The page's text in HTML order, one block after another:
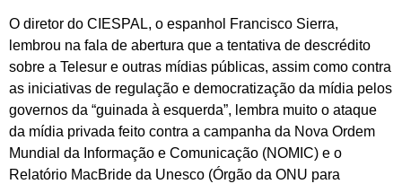
O diretor do CIESPAL, o espanhol Francisco Sierra,
lembrou na fala de abertura que a tentativa de descrédito
sobre a Telesur e outras mídias públicas, assim como contra
as iniciativas de regulação e democratização da mídia pelos
governos da “guinada à esquerda”, lembra muito o ataque
da mídia privada feito contra a campanha da Nova Ordem
Mundial da Informação e Comunicação (NOMIC) e o
Relatório MacBride da Unesco (Órgão da ONU para